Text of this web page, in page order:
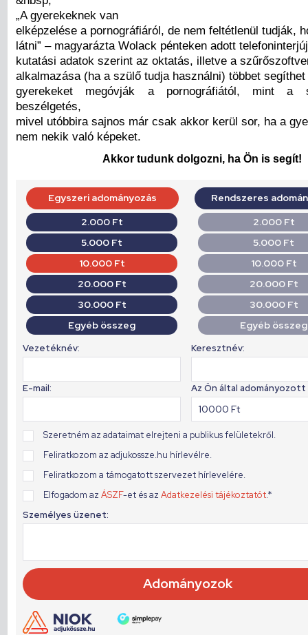
„A gyerekeknek van
elképzelése a pornográfiáról, de nem feltétlenül tudják,
látni” – magyarázta Wolack pénteken adott
kutatási adatok szerint az oktatás, illetve a
alkalmazása (ha a szülő tudja használni) többet
gyerekeket megóvják a pornográfiától, mint a
beszélgetés,
mivel utóbbira sajnos már csak akkor kerül sor, ha a
nem nekik való képeket.
Akkor tudunk dolgozni, ha Ön is segít!